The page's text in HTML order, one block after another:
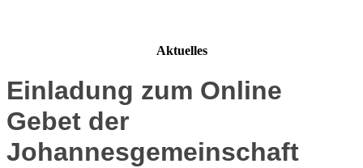
Aktuelles
Einladung zum Online
Gebet der
Johannesgemeinschaft